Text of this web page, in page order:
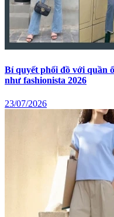
Bí quyết phối đồ với quần
như fashionista 2026
23/07/2026